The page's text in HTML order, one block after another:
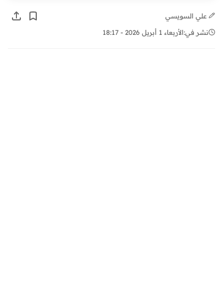
علي السويسي
نشر في:الأربعاء 1 أبريل 2026 - 18:17